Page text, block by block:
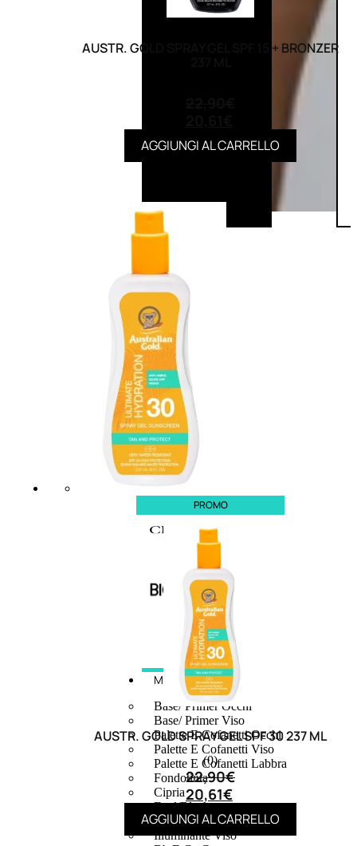
MAKE UP
Base/ Primer Occhi
Base/ Primer Viso
Palette E Cofanetti Occhi
Palette E Cofanetti Viso
Palette E Cofanetti Labbra
Fondotinta
Cipria
Fard/Blush
Terre Abbronzanti
Illuminante Viso
AUSTR. GOLD SPRAY GEL SPF 15 + BRONZER
AGGIUNGI AL CARRELLO
PROMO
AUSTR. GOLD SPRAY GEL SPF 30 237 ML
(0)
22,90€
20,61€
AGGIUNGI AL CARRELLO